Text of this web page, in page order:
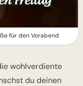
für den Vorabend
wohlverdiente
du deinen